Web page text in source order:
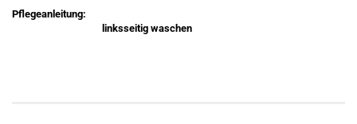
Pflegeanleitung:
linksseitig waschen